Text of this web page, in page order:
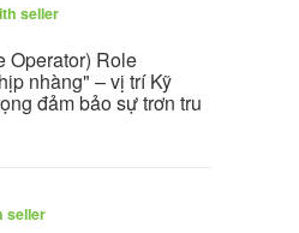
seller
Operator) Role
nhàng" – vị trí Kỹ
đảm bảo sự trơn tru
seller